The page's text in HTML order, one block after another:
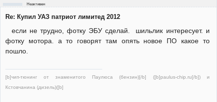
Неактивен
Re: Купил УАЗ патриот лимитед 2012
если не трудно, фотку ЭБУ сделай. шильлик интересует. и
фотку мотора. а то говорят там опять новое ПО какое то
пошло.
[b]чип-тюнинг от знаменитого Паулюса (бензин)[/b] ([b]paulus-chip.ru[/b]) и
Кстовчанина (дизель)([b]